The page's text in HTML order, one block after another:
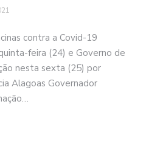
contra a Covid-19
feira (24) e Governo de
nesta sexta (25) por
Alagoas Governador